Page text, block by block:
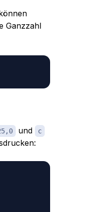
Ganzzahl
und c